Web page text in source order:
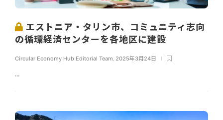
エストニア・タリン市、コミュニティ志向
の循環経済センターを各地区に建設
Circular Economy Hub Editorial Team 2025年3月24日
...